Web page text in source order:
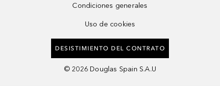
Condiciones generales
Uso de cookies
DESISTIMIENTO DEL CONTRATO
© 2026 Douglas Spain S.A.U